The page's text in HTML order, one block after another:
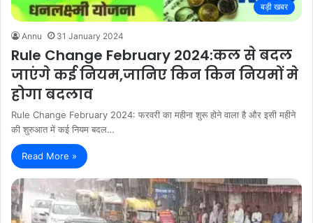
बड़ी खबर
Annu 31 January 2024
Rule Change February 2024:कल से बदल
जाएंगे कई नियम,जानिए किन किन नियमों मे
होगा बदलाव
Rule Change February 2024: फरवरी का महीना शुरू होने वाला है और इसी महीने
की शुरुआत में कई नियम बदल…
Read More »